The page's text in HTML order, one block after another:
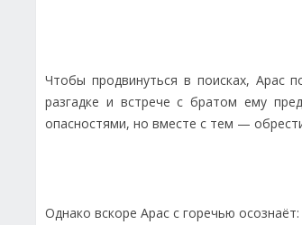
Чтобы продвинуться в поисках, Арас
разгадке и встрече с братом ему
опасностями, но вместе с тем —
Однако вскоре Арас с горечью